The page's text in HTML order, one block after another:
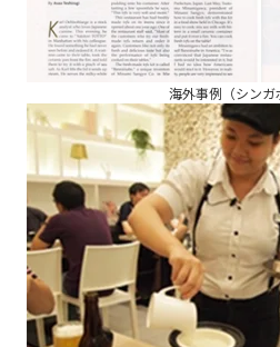
海外事例（シンガ